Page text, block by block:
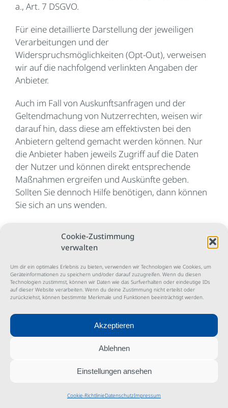
Cookie-Zustimmung
verwalten
Um dir ein optimales Erlebnis zu bieten, verwenden wir Technologien wie Cookies, um
Geräteinformationen zu speichern und/oder darauf zuzugreifen. Wenn du diesen
Technologien zustimmst, können wir Daten wie das Surfverhalten oder eindeutige IDs
auf dieser Website verarbeiten. Wenn du deine Zustimmung nicht erteilst oder
zurückziehst, können bestimmte Merkmale und Funktionen beeinträchtigt werden.
Akzeptieren
Ablehnen
Einstellungen ansehen
Cookie-RichtlinieDatenschutzImpressum
a., Art. 7 DSGVO.
Für eine detaillierte Darstellung der jeweiligen
Verarbeitungen und der
Widerspruchsmöglichkeiten (Opt-Out), verweisen
wir auf die nachfolgend verlinkten Angaben der
Anbieter.
Auch im Fall von Auskunftsanfragen und der
Geltendmachung von Nutzerrechten, weisen wir
darauf hin, dass diese am effektivsten bei den
Anbietern geltend gemacht werden können. Nur
die Anbieter haben jeweils Zugriff auf die Daten
der Nutzer und können direkt entsprechende
Maßnahmen ergreifen und Auskünfte geben.
Sollten Sie dennoch Hilfe benötigen, dann können
Sie sich an uns wenden.
Square, Grand Canal Harbour, Dublin 2, Irland) –
Datenschutzerklärung:
Opt-Out:https://www.facebook.com/settings?
tab=adsundhttp://www.youronlinechoices.com ,
Privacy
https://www.privacyshield.gov/participant?
id=a2zt0000000GnywAAC&status=Active.
– Google/ YouTube (Google LLC, 1600
Amphitheatre Parkway, Mountain View, CA 94043,
https://policies.google.com/privacy
https://adssettings.google.com/authenticated